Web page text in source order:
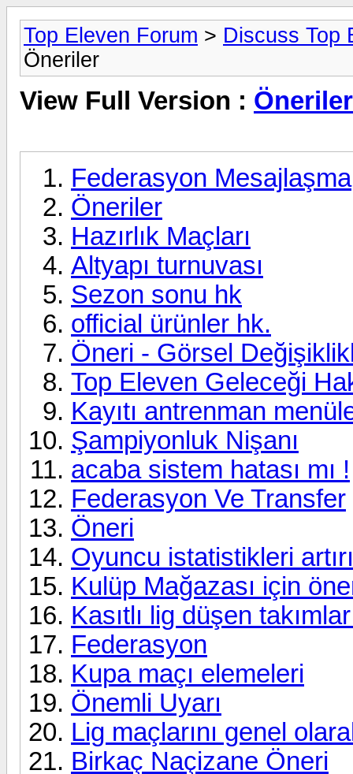
Top Eleven Forum > Discuss Top
Öneriler
View Full Version : Öneriler
Federasyon Mesajlaşma
Öneriler
Hazırlık Maçları
Altyapı turnuvası
Sezon sonu hk
official ürünler hk.
Öneri - Görsel
Top Eleven Geleceği
Kayıtı antrenman
Şampiyonluk Nişanı
acaba sistem hatası mı !
Federasyon Ve Transfer
Öneri
Oyuncu istatistikleri
Kulüp Mağazası için
Kasıtlı lig düşen
Federasyon
Kupa maçı elemeleri
Önemli Uyarı
Lig maçlarını genel
Birkaç Naçizane Öneri